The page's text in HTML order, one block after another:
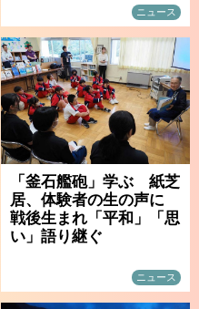
ニュース
「釜石艦砲」学ぶ 紙芝
居、体験者の生の声に
戦後生まれ「平和」「思
い」語り継ぐ
ニュース